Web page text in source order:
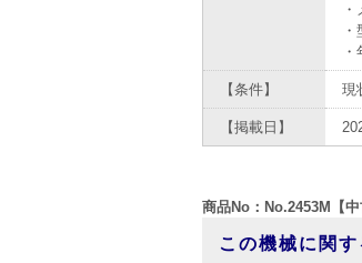
【条件】 現
【掲載日】
商品No：No.2453M【
この機械に関